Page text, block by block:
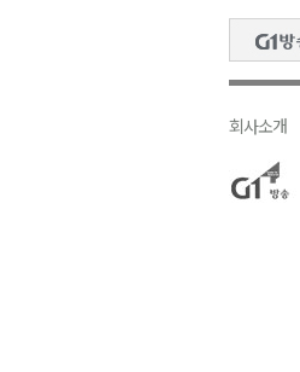
회사소개